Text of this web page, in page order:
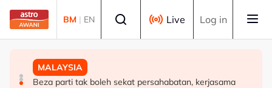
Skip to main content
BM | EN Live Log in
MALAYSIA
Pengacara, ahli perniagaan ditahan bantu siasatan
DUNIA
PM Thailand arah undang-undang senjata api diperketat
MALAYSIA
Beza parti tak boleh sekat persahabatan, kerjasama